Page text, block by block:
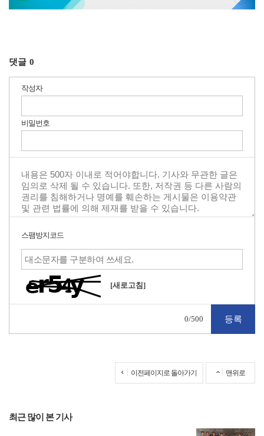
댓글 0
작성자
비밀번호
스팸방지코드
[새로고침]
0/500
이전페이지로 돌아가기 맨위로
최근 많이 본 기사